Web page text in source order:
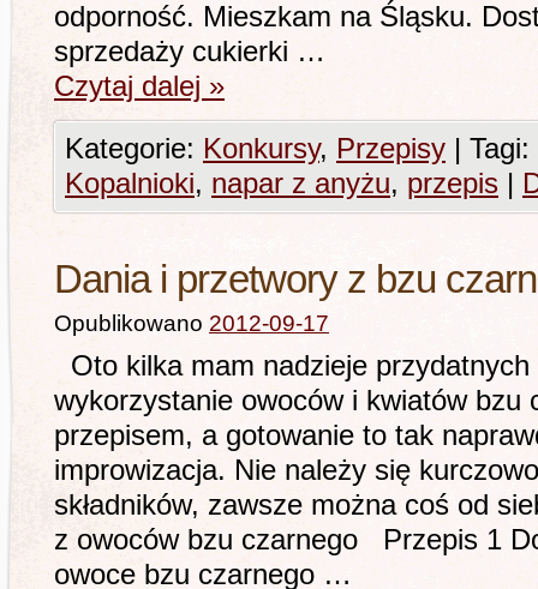
odporność. Mieszkam na Śląsku.
sprzedaży cukierki …
Czytaj dalej »
Kategorie: Konkursy, Przepisy | Tagi:
Kopalnioki, napar z anyżu, przepis |
Dania i przetwory z bzu
Opublikowano 2012-09-17
Oto kilka mam nadzieje
wykorzystanie owoców i kwiatów bzu
przepisem, a gotowanie to tak
improwizacja. Nie należy się
składników, zawsze można coś od
z owoców bzu czarnego Przepis 1
owoce bzu czarnego …